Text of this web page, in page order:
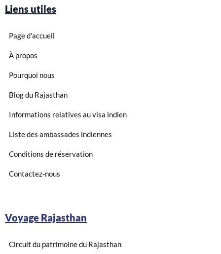
Liens utiles
Page d'accueil
À propos
Pourquoi nous
Blog du Rajasthan
Informations relatives au visa indien
Liste des ambassades indiennes
Conditions de réservation
Contactez-nous
Voyage Rajasthan
Circuit du patrimoine du Rajasthan